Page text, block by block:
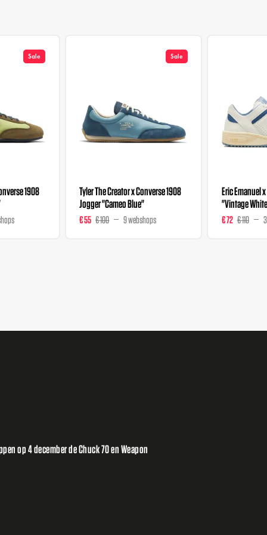
Sale
1908
Sale
Tyler The Creator x Converse 1908
Jogger "Cameo Blue"
€ 55 € 100 9 webshops
Eric Emanuel
"Vintage
€ 72 € 110
op 4 december de Chuck 70 en Weapon